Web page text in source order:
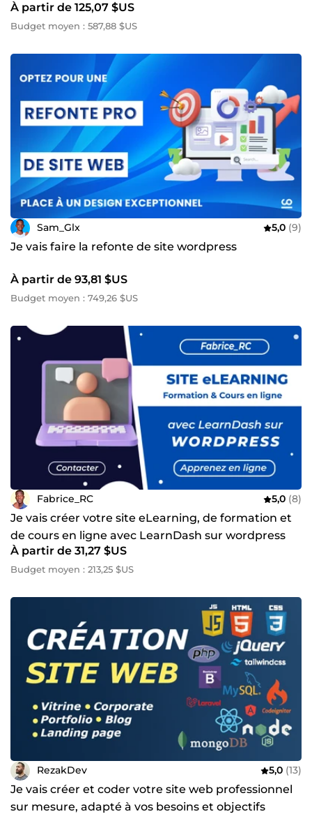
À partir de 125,07 $US
Budget moyen : 587,88 $US
Sam_Glx 5,0 (9)
Je vais faire la refonte de site wordpress
À partir de 93,81 $US
Budget moyen : 749,26 $US
Fabrice_RC 5,0 (8)
Je vais créer votre site eLearning, de formation et
de cours en ligne avec LearnDash sur wordpress
À partir de 31,27 $US
Budget moyen : 213,25 $US
RezakDev 5,0 (13)
Je vais créer et coder votre site web professionnel
sur mesure, adapté à vos besoins et objectifs